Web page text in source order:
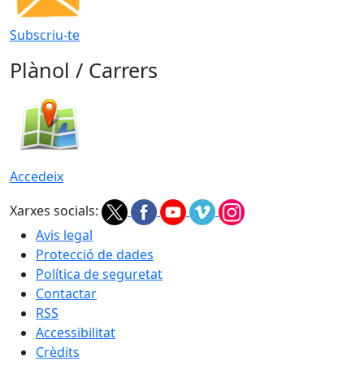
Subscriu-te
Plànol / Carrers
Accedeix
Xarxes socials:
Avis legal
Protecció de dades
Política de seguretat
Contactar
RSS
Accessibilitat
Crèdits